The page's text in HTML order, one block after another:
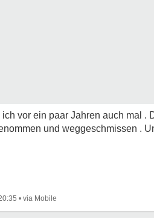
ich vor ein paar Jahren auch mal
und weggeschmissen .
•